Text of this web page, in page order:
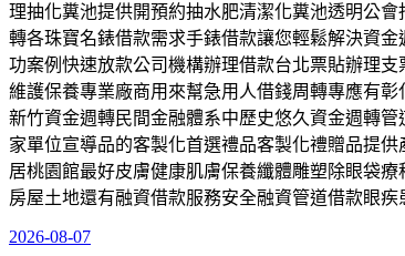
理抽化糞池提供開預約抽水肥清潔化糞池透明公
轉各珠寶名錶借款需求手錶借款讓您輕鬆解決資
功案例快速放款公司機構辦理借款台北票貼辦理
維護保養專業廠商用來幫急用人借錢周轉專應有
新竹資金週轉民間金融體系中歷史悠久資金週轉
家單位宣導品的客製化首選禮品客製化禮贈品提
居桃園館最好皮膚健康肌膚保養纖體雕塑除眼袋
房屋土地還有融資借款服務安全融資管道借款眼
發
2026-08-07